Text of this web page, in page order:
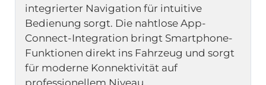
integrierter Navigation für intuitive
Bedienung sorgt. Die nahtlose App-
Connect-Integration bringt Smartphone-
Funktionen direkt ins Fahrzeug und sorgt
für moderne Konnektivität auf